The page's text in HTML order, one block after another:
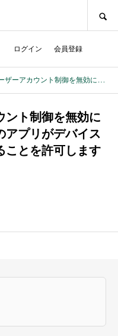
ログイン 会員登録
カウント制御を無効にする方法【このアプリがデバイスに変更を加えることを許可しますか？】
ント制御を無効に
アプリがデバイス
ことを許可します